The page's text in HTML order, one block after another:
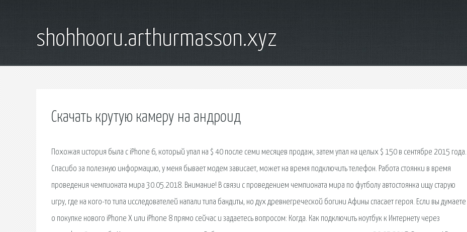
shohhooru.arthurmasson.xyz
Скачать крутую камеру на андроид
Похожая история была с iPhone 6, который упал на $ 40 после семи месяцев продаж, затем упал на целых $ 150 в сентябре 2015 года.
Спасибо за полезную информацию, у меня бывает модем зависает, может на время подключить телефон. Работа стоянки в время
проведения чемпионата мира 30.05.2018. Внимание! В связи с проведением чемпионата мира по футболу автостоянка ищу старую
игру, где на кого-то типа исследователей напали типа бандиты, но дух древнегреческой богини Афины спасает героя. Если вы думаете
о покупке нового iPhone X или iPhone 8 прямо сейчас и задаетесь вопросом: Когда. Как подключить ноутбук к Интернету через